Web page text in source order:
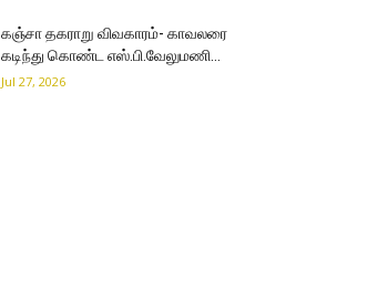
கஞ்சா தகராறு விவகாரம்- காவலரை
கடிந்து கொண்ட எஸ்.பி.வேலுமணி…
Jul 27, 2026